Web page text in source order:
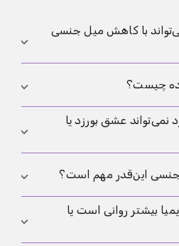
می‌تواند با کاهش میل جنسی
است وجود داشته باشد. اما
حوزه از عملکرد جنسی اشاره
که الکسی‌تایمیا را معادل از
چیست؟
تشخیص احساسات، بیان آن‌ها
از حالت‌های بدنی دشوارتر
نمی‌تواند عشق بورزد یا
الکسی‌تایمیک خواهان
دارند. این می‌تواند
آن را ناممکن نمی‌کند.
جنسی این‌قدر مهم است؟
به‌طور نزدیک با نشانه‌های
اگر حس کردن یا خواندن این
بیشتر روانی است یا